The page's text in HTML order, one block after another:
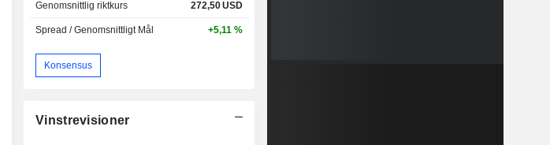
Genomsnittlig riktkurs 272,50USD
Spread / Genomsnittligt Mål +5,11 %
Konsensus
Vinstrevisioner